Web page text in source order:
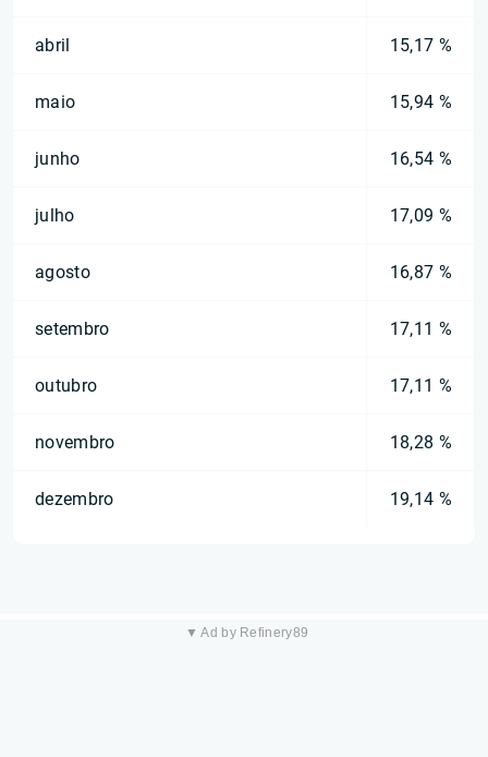
abril 15,17 %
maio 15,94 %
junho 16,54 %
julho 17,09 %
agosto 16,87 %
setembro 17,11 %
outubro 17,11 %
novembro 18,28 %
dezembro 19,14 %
▼ Ad by Refinery89